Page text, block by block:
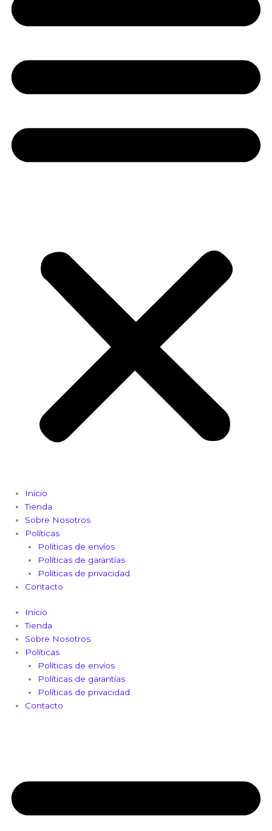
Inicio
Tienda
Sobre Nosotros
Políticas
Políticas de envíos
Políticas de garantías
Políticas de privacidad
Contacto
Inicio
Tienda
Sobre Nosotros
Políticas
Políticas de envíos
Políticas de garantías
Políticas de privacidad
Contacto